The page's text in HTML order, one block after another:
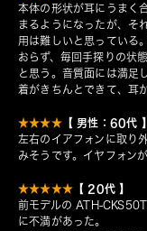
本体の形状が耳にうまく
まるようになったが、そ
用は難しいと思っている
おらず、毎回手探りの状
と思う。音質面には満足
着がきちんとできて、耳
★★★★【 男性：60代 】
左右のイアフォンに取り
みそうです。イヤフォン
★★★★★ 【 20代 】
前モデルの ATH-
に不満があった。